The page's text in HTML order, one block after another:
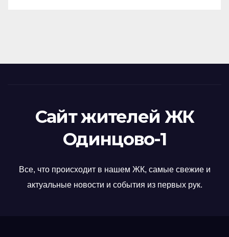
Сайт жителей ЖК
Одинцово-1
Все, что происходит в нашем ЖК, самые свежие и
актуальные новости и события из первых рук.